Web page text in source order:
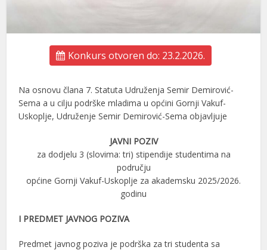
Konkurs otvoren do: 23.2.2026.
Na osnovu člana 7. Statuta Udruženja Semir Demirović-
Sema a u cilju podrške mladima u općini Gornji Vakuf-
Uskoplje, Udruženje Semir Demirović-Sema objavljuje
JAVNI POZIV
za dodjelu 3 (slovima: tri) stipendije studentima na
području
općine Gornji Vakuf-Uskoplje za akademsku 2025/2026.
godinu
I PREDMET JAVNOG POZIVA
Predmet javnog poziva je podrška za tri studenta sa